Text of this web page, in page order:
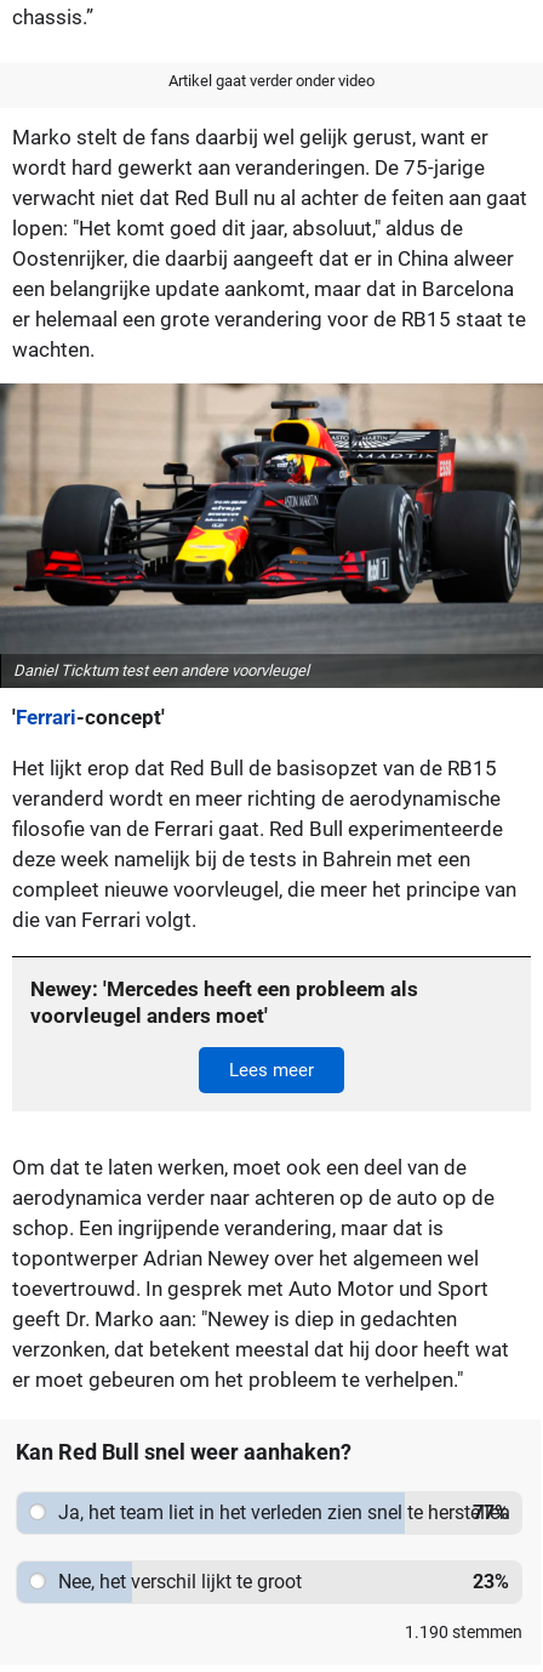
chassis.”
Artikel gaat verder onder video
Marko stelt de fans daarbij wel gelijk gerust, want er
wordt hard gewerkt aan veranderingen. De 75-jarige
verwacht niet dat Red Bull nu al achter de feiten aan gaat
lopen: "Het komt goed dit jaar, absoluut," aldus de
Oostenrijker, die daarbij aangeeft dat er in China alweer
een belangrijke update aankomt, maar dat in Barcelona
er helemaal een grote verandering voor de RB15 staat te
wachten.
Daniel Ticktum test een andere voorvleugel
'Ferrari-concept'
Het lijkt erop dat Red Bull de basisopzet van de RB15
veranderd wordt en meer richting de aerodynamische
filosofie van de Ferrari gaat. Red Bull experimenteerde
deze week namelijk bij de tests in Bahrein met een
compleet nieuwe voorvleugel, die meer het principe van
die van Ferrari volgt.
Newey: 'Mercedes heeft een probleem als
voorvleugel anders moet'
Lees meer
Om dat te laten werken, moet ook een deel van de
aerodynamica verder naar achteren op de auto op de
schop. Een ingrijpende verandering, maar dat is
topontwerper Adrian Newey over het algemeen wel
toevertrouwd. In gesprek met Auto Motor und Sport
geeft Dr. Marko aan: "Newey is diep in gedachten
verzonken, dat betekent meestal dat hij door heeft wat
er moet gebeuren om het probleem te verhelpen."
Kan Red Bull snel weer aanhaken?
Ja, het team liet in het verleden zien snel te herstellen
77%
Nee, het verschil lijkt te groot 23%
1.190 stemmen